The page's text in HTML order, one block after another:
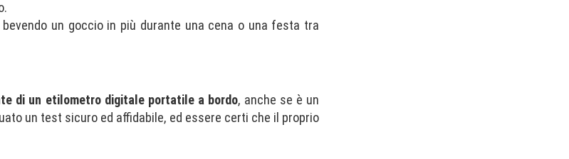
un goccio in più durante una cena o una festa tra
di un etilometro digitale portatile a bordo, anche se è un
un test sicuro ed affidabile, ed essere certi che il proprio